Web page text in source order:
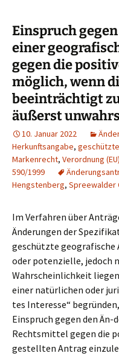
Einspruch
einer
gegen die
möglich, wenn
beeinträchtigt
äußerst
10. Januar 2022
Herkunftsangabe,
Markenrecht, Verordnung
590/1999
Hengstenberg, Spreewalder
Im Verfahren über
Änderungen der
geschützte geografische
oder potenzielle, jedoch
Wahrscheinlichkeit
einer natürlichen oder
tes Interesse“
Einspruch gegen den
Rechtsmittel gegen die
gestellten Antrag